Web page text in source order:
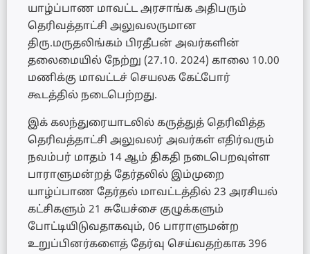
யாழ்ப்பாண மாவட்ட அரசாங்க அதிபரும்
தெரிவத்தாட்சி அலுவலருமான
திரு.மருதலிங்கம் பிரதீபன் அவர்களின்
தலைமையில் நேற்று (27.10. 2024) காலை 10.00
மணிக்கு மாவட்டச் செயலக கேட்போர்
கூடத்தில் நடைபெற்றது.
இக் கலந்துரையாடலில் கருத்துத் தெரிவித்த
தெரிவத்தாட்சி அலுவலர் அவர்கள் எதிர்வரும்
நவம்பர் மாதம் 14 ஆம் திகதி நடைபெறவுள்ள
பாராளுமன்றத் தேர்தலில் இம்முறை
யாழ்ப்பாண தேர்தல் மாவட்டத்தில் 23 அரசியல்
கட்சிகளும் 21 சுயேச்சை குழுக்களும்
போட்டியிடுவதாகவும், 06 பாராளுமன்ற
உறுப்பினர்களைத் தேர்வு செய்வதற்காக 396